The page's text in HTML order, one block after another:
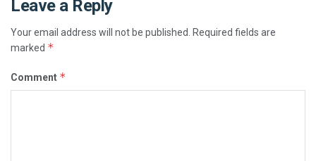
Leave a Reply
Your email address will not be published.
Required fields are
marked *
Comment *